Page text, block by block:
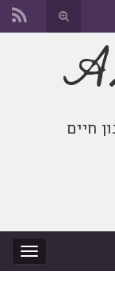
החלף
טופס
החלף
ניווט
חיים